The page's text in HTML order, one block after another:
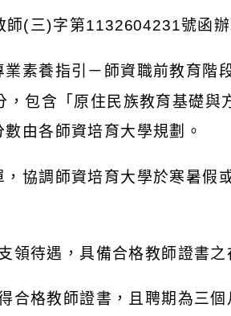
師(三)字第1132604231號函辦
素養指引－師資職前教育階
，包含「原住民族教育基礎與
由各師資培育大學規劃。
協調師資培育大學於寒暑假
領待遇，具備合格教師證書之
合格教師證書，且聘期為三